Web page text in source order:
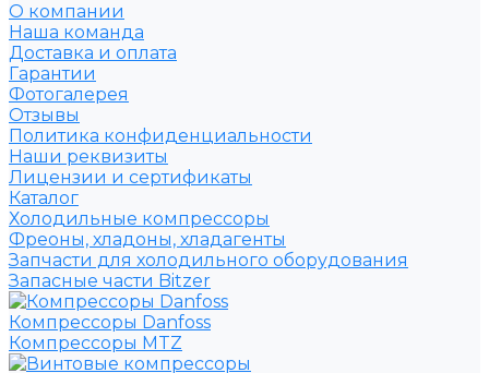
О компании
Наша команда
Доставка и оплата
Гарантии
Фотогалерея
Отзывы
Политика конфиденциальности
Наши реквизиты
Лицензии и сертификаты
Каталог
Холодильные компрессоры
Фреоны, хладоны, хладагенты
Запчасти для холодильного оборудования
Запасные части Bitzer
Компрессоры Danfoss
Компрессоры MTZ